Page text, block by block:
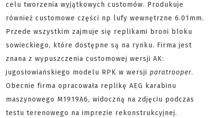
celu tworzenia wyjątkowych customów. Produkuje
również customowe części np lufy wewnętrzne 6.01mm.
Przede wszystkim zajmuje się replikami broni bloku
sowieckiego, które dostępne są na rynku. Firma jest
znana z wypuszczenia customowej wersji AK:
jugosłowiańskiego modelu RPK w wersji paratrooper.
Obecnie firma opracowała replikę AEG karabinu
maszynowego M1919A6, widoczną na zdjęciu podczas
testu terenowego na imprezie rekonstrukcyjnej.